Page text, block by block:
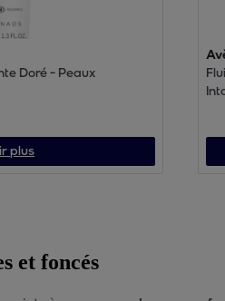
Doré - Peaux
plus
et foncés